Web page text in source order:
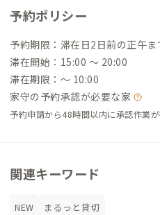
予約ポリシー
予約期限：滞在日2日前の正午ま
滞在開始：15:00 〜 20:00
滞在期限：〜 10:00
家守の予約承認が必要な家
予約申請から48時間以内に承認作業
関連キーワード
NEW まるっと貸切